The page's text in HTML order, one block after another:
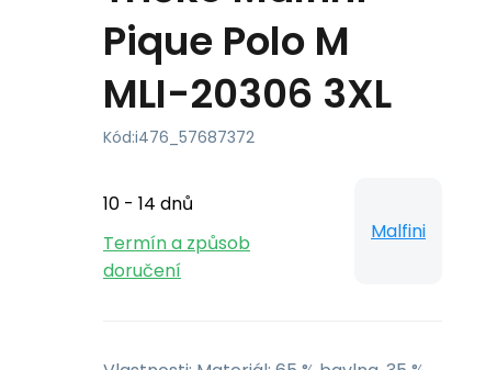
Pique Polo M
MLI-20306 3XL
Kód:i476_57687372
10 - 14 dnů
Termín a způsob
doručení
Malfini